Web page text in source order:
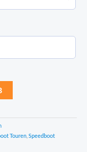
Touren Speedboot